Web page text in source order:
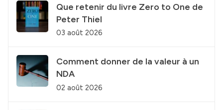
Que retenir du livre Zero to One de
Peter Thiel
03 août 2026
Comment donner de la valeur à un
NDA
02 août 2026